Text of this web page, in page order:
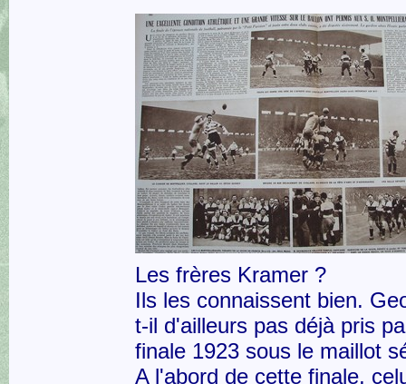
Les frères Kramer ?
Ils les connaissent bien.
t-il d'ailleurs pas déjà pris
finale 1923 sous le maillot
A l'abord de cette finale,